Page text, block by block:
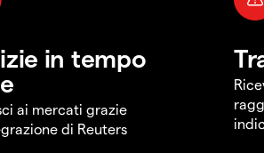
in tempo
ai mercati grazie
di Reuters